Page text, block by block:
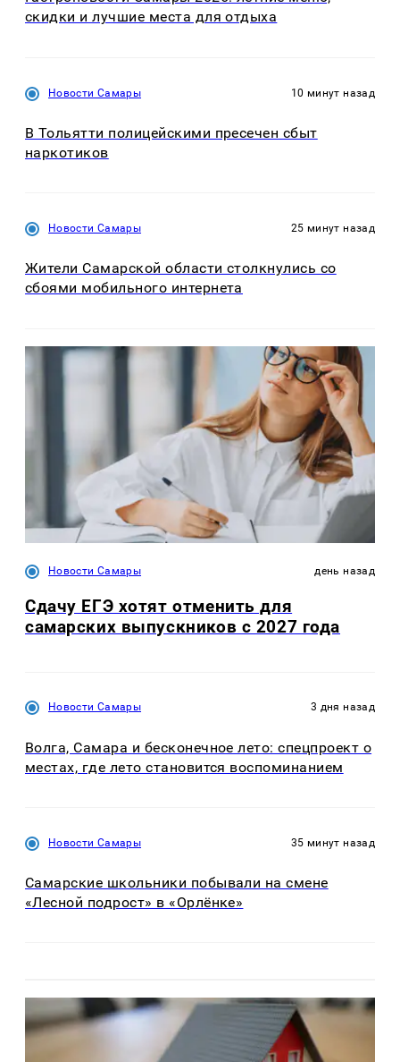
скидки и лучшие места для отдыха
Новости Самары 10 минут назад
В Тольятти полицейскими пресечен сбыт
наркотиков
Новости Самары 25 минут назад
Жители Самарской области столкнулись со
сбоями мобильного интернета
Новости Самары день назад
Сдачу ЕГЭ хотят отменить для
самарских выпускников с 2027 года
Новости Самары 3 дня назад
Волга, Самара и бесконечное лето: спецпроект о
местах, где лето становится воспоминанием
Новости Самары 35 минут назад
Самарские школьники побывали на смене
«Лесной подрост» в «Орлёнке»